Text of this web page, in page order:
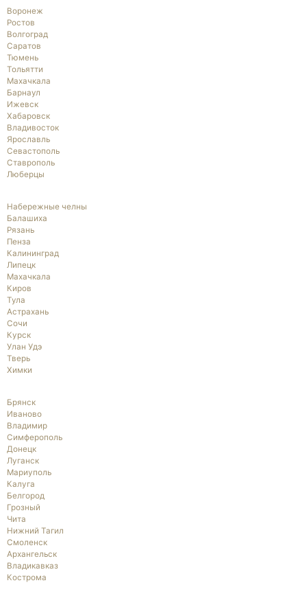
Воронеж
Ростов
Волгоград
Саратов
Тюмень
Тольятти
Махачкала
Барнаул
Ижевск
Хабаровск
Владивосток
Ярославль
Севастополь
Ставрополь
Люберцы
Набережные челны
Балашиха
Рязань
Пенза
Калининград
Липецк
Махачкала
Киров
Тула
Астрахань
Сочи
Курск
Улан Удэ
Тверь
Химки
Брянск
Иваново
Владимир
Симферополь
Донецк
Луганск
Мариуполь
Калуга
Белгород
Грозный
Чита
Нижний Тагил
Смоленск
Архангельск
Владикавказ
Кострома